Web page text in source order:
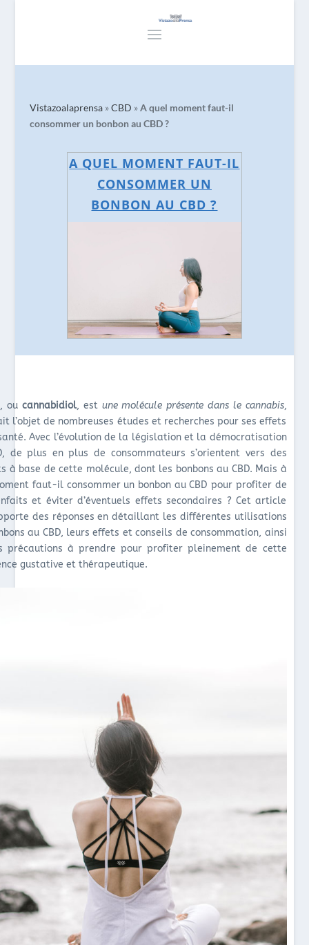
Vistazoalaprensa»CBD »A quel moment faut-il
consommer un bonbon au CBD ?
A QUEL MOMENT FAUT-IL
CONSOMMER UN
BONBON AU CBD ?
, ou cannabidiol, est une molécule présente dans le cannabis,
l’objet de nombreuses études et recherches pour ses effets
Avec l’évolution de la législation et la démocratisation
de plus en plus de consommateurs s’orientent vers des
à base de cette molécule, dont les bonbons au CBD. Mais à
faut-il consommer un bonbon au CBD pour profiter de
et éviter d’éventuels effets secondaires ? Cet article
des réponses en détaillant les différentes utilisations
au CBD, leurs effets et conseils de consommation, ainsi
précautions à prendre pour profiter pleinement de cette
gustative et thérapeutique.